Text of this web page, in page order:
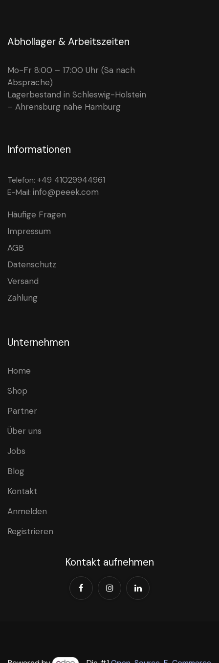
Abhollager & Arbeitszeiten
Mo-Fr 8:00 – 17:00 Uhr (Sa nach
Absprache)
Lagerbestand in Schleswig-Holstein
– Ahrensburg nähe Hamburg
Informationen
Telefon: +49 41029944961
E-Mail: info@peeek.com
Häufige Fragen
Impressum
AGB
Datenschutz
Versand
Zahlung
Unternehmen
Home
Shop
Partner
Über uns
Jobs
Blog
Kontakt
Anmelden
Registrieren
Kontakt aufnehmen